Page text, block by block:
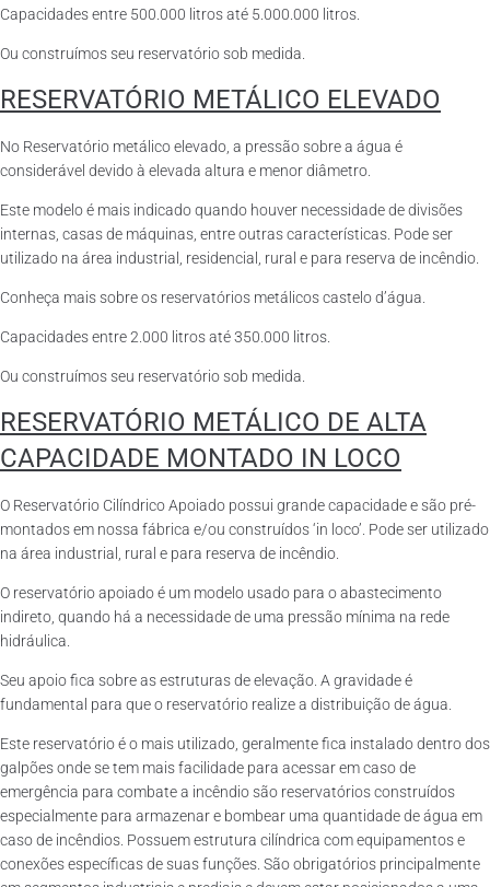
Capacidades entre 500.000 litros até 5.000.000 litros.
Ou construímos seu reservatório sob medida.
RESERVATÓRIO METÁLICO ELEVADO
No Reservatório metálico elevado, a pressão sobre a água é
considerável devido à elevada altura e menor diâmetro.
Este modelo é mais indicado quando houver necessidade de divisões
internas, casas de máquinas, entre outras características. Pode ser
utilizado na área industrial, residencial, rural e para reserva de incêndio.
Conheça mais sobre os reservatórios metálicos castelo d’água.
Capacidades entre 2.000 litros até 350.000 litros.
Ou construímos seu reservatório sob medida.
RESERVATÓRIO METÁLICO DE ALTA
CAPACIDADE MONTADO IN LOCO
O Reservatório Cilíndrico Apoiado possui grande capacidade e são pré-
montados em nossa fábrica e/ou construídos ‘in loco’. Pode ser utilizado
na área industrial, rural e para reserva de incêndio.
O reservatório apoiado é um modelo usado para o abastecimento
indireto, quando há a necessidade de uma pressão mínima na rede
hidráulica.
Seu apoio fica sobre as estruturas de elevação. A gravidade é
fundamental para que o reservatório realize a distribuição de água.
Este reservatório é o mais utilizado, geralmente fica instalado dentro dos
galpões onde se tem mais facilidade para acessar em caso de
emergência para combate a incêndio são reservatórios construídos
especialmente para armazenar e bombear uma quantidade de água em
caso de incêndios. Possuem estrutura cilíndrica com equipamentos e
conexões específicas de suas funções. São obrigatórios principalmente